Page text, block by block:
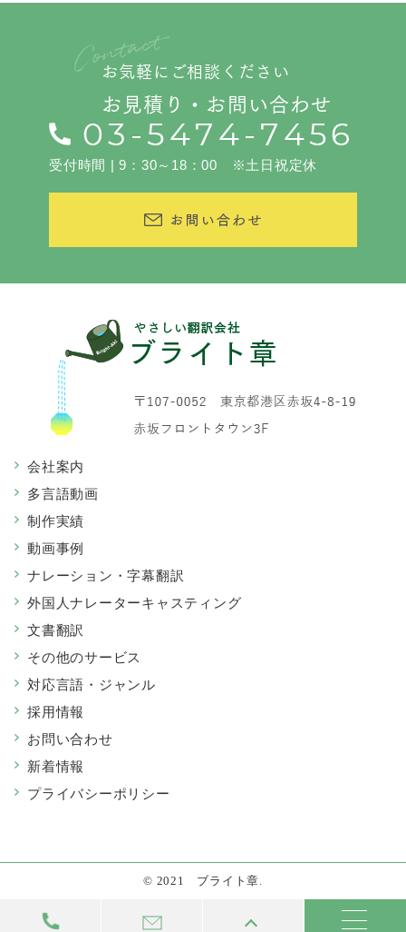
お気軽にご相談ください
お見積り・お問い合わせ
受付時間 | 9：30～18：00 ※土日祝定休
会社案内
多言語動画
制作実績
動画事例
ナレーション・字幕翻訳
外国人ナレーターキャスティング
文書翻訳
その他のサービス
対応言語・ジャンル
採用情報
お問い合わせ
新着情報
プライバシーポリシー
© 2021 ブライト章.